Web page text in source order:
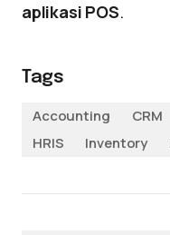
aplikasi POS.
Tags
Accounting
CRM
HRIS
Inventory